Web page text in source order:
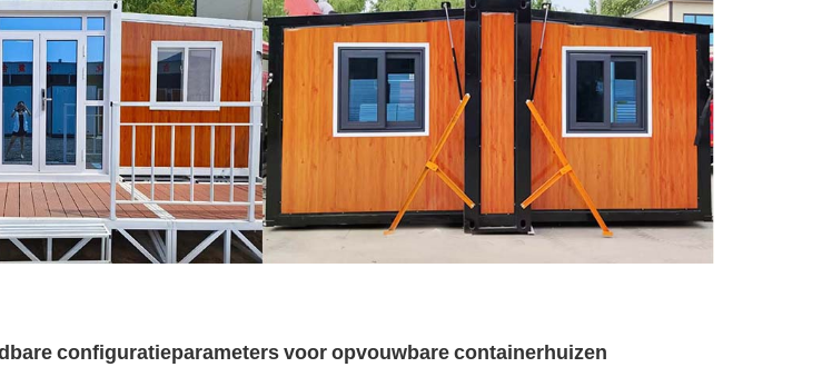
configuratieparameters voor opvouwbare containerhuizen